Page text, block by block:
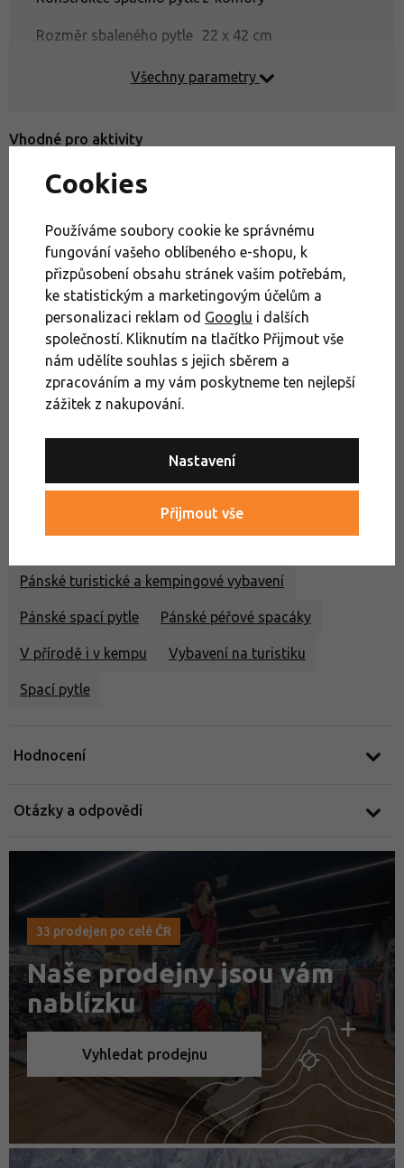
Rozměr sbaleného pytle 22 x 42 cm
Všechny parametry
Vhodné pro aktivity
Kempování
Potřebujete poradit?
Zavolejte našemu outdoor expertovi
+420 379 200 777
nebo se zastavte na kterékoli
naší prodejně
Spací pytle Kempování Péřové spacáky
Dámské turistické a kempingové vybavení
Pánské turistické a kempingové vybavení
Pánské spací pytle Pánské péřové spacáky
V přírodě i v kempu Vybavení na turistiku
Spací pytle
Hodnocení
Otázky a odpovědi
33 prodejen po celé ČR
Naše prodejny jsou vám
nablízku
Vyhledat prodejnu
Cookies
Používáme soubory cookie ke správnému
fungování vašeho oblíbeného e-shopu, k
přizpůsobení obsahu stránek vašim potřebám,
ke statistickým a marketingovým účelům a
personalizaci reklam od Googlu i dalších
společností. Kliknutím na tlačítko Přijmout vše
nám udělíte souhlas s jejich sběrem a
zpracováním a my vám poskytneme ten nejlepší
zážitek z nakupování.
Nastavení
Přijmout vše